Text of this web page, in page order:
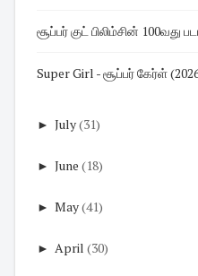
சூப்பர் குட் பிலிம்சின் 100வது
Super Girl - சூப்பர் கேர்ள்
► July(31)
► June (18)
► May(41)
► April (30)